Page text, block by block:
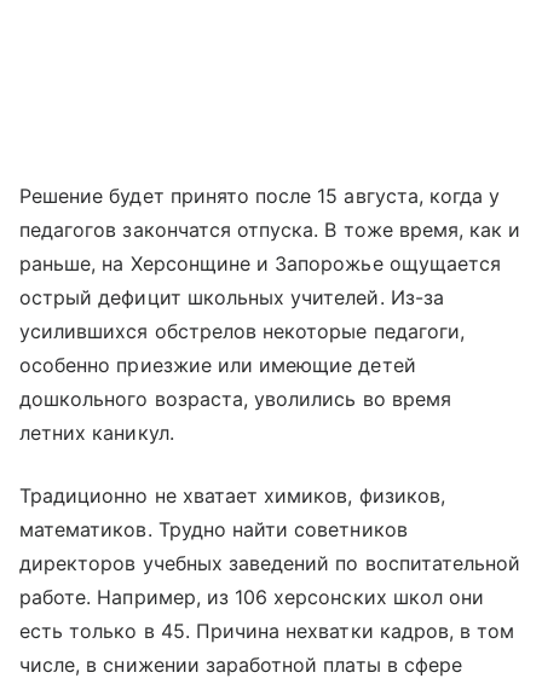
Решение будет принято после 15 августа, когда у
педагогов закончатся отпуска. В тоже время, как и
раньше, на Херсонщине и Запорожье ощущается
острый дефицит школьных учителей. Из-за
усилившихся обстрелов некоторые педагоги,
особенно приезжие или имеющие детей
дошкольного возраста, уволились во время
летних каникул.
Традиционно не хватает химиков, физиков,
математиков. Трудно найти советников
директоров учебных заведений по воспитательной
работе. Например, из 106 херсонских школ они
есть только в 45. Причина нехватки кадров, в том
числе, в снижении заработной платы в сфере